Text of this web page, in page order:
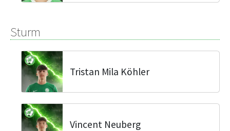
Sturm
Tristan Mila Köhler
Vincent Neuberg